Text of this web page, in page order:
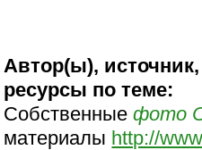
Автор(ы),
ресурсы по теме:
Собственныефото
материалы http://